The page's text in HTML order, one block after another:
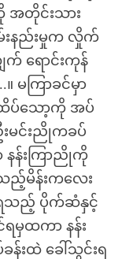
အတိုင်းသား
မ်းနည်းမှုက လှိုက်
ရောင်းကုန်
မကြာခင်မှာ
ပ်သော့ကို အပ်
မင်းညိုကခပ်
နန်းကြာညိုကို
ည့်မိန်းကလေး
ရသည့် ပိုက်ဆံနှင့်
မှထကာ နန်း
းထဲ ခေါ်သွင်းရ